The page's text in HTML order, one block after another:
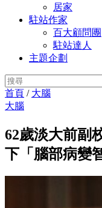
居家
駐站作家
百大顧問團
駐站達人
主題企劃
首頁 / 大腦
大腦
62歲淡大前副
下「腦部病變